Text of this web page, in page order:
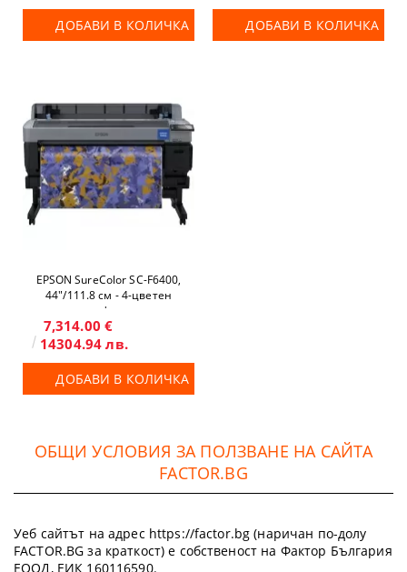
ДОБАВИ В КОЛИЧКА ДОБАВИ В КОЛИЧКА
EPSON SureColor SC-F6400,
44"/111.8 см - 4-цветен
широкоформатен
сублимационен принтер
7,314.00 €
14304.94 лв.
ДОБАВИ В КОЛИЧКА
ОБЩИ УСЛОВИЯ ЗА ПОЛЗВАНЕ НА САЙТА
FACTOR.BG
Уеб сайтът на адрес https://factor.bg (наричан по-долу
FACTOR.BG за краткост) е собственост на Фактор България
ЕООД, ЕИК 160116590.